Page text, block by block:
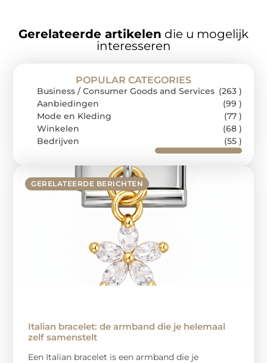
Gerelateerde artikelen die u mogelijk
interesseren
GERELATEERDE BERICHTEN
Italian bracelet: de armband die je helemaal
zelf samenstelt
Een Italian bracelet is een armband die je
POPULAR CATEGORIES
Business / Consumer Goods and Services (263 )
Aanbiedingen
(99 )
Mode en Kleding
(77 )
Winkelen
(68 )
Bedrijven
(55 )